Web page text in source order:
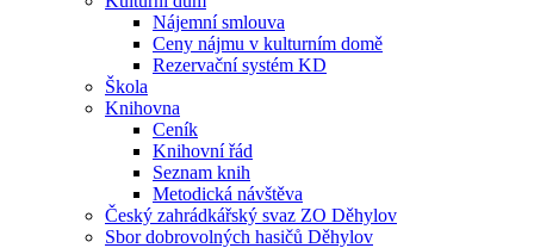
Nájemní smlouva
Ceny nájmu v kulturním domě
Rezervační systém KD
Škola
Knihovna
Ceník
Knihovní řád
Seznam knih
Metodická návštěva
Český zahrádkářský svaz ZO Děhylov
Sbor dobrovolných hasičů Děhylov